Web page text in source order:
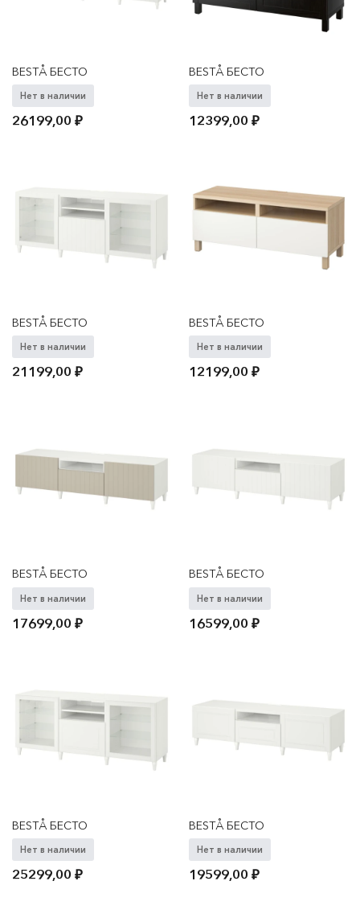
BESTÅ БЕСТО
Нет в наличии
26199,00₽
BESTÅ БЕСТО
Нет в наличии
12399,00₽
BESTÅ БЕСТО
Нет в наличии
21199,00₽
BESTÅ БЕСТО
Нет в наличии
12199,00₽
BESTÅ БЕСТО
Нет в наличии
17699,00₽
BESTÅ БЕСТО
Нет в наличии
16599,00₽
BESTÅ БЕСТО
Нет в наличии
25299,00₽
BESTÅ БЕСТО
Нет в наличии
19599,00₽